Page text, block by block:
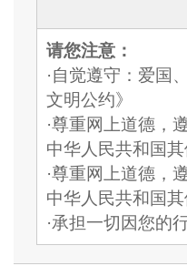
请您注意：
·自觉遵守：爱国
文明公约》
·尊重网上道德，
中华人民共和国
·尊重网上道德，
中华人民共和国
·承担一切因您的